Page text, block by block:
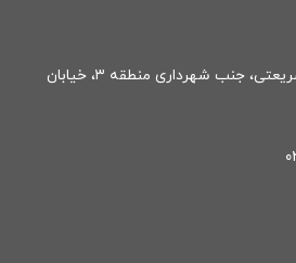
نشانی: تهران، خیابان دکتر شریعتی، جنب شهرداری منطقه ۳، خیابان